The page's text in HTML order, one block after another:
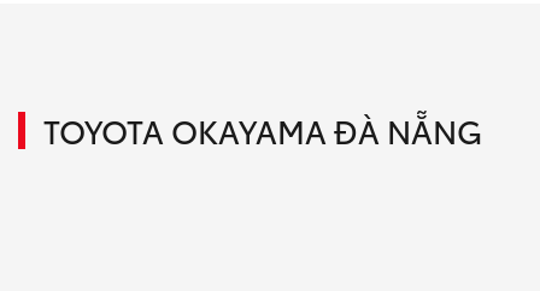
TOYOTA OKAYAMA ĐÀ NẴNG